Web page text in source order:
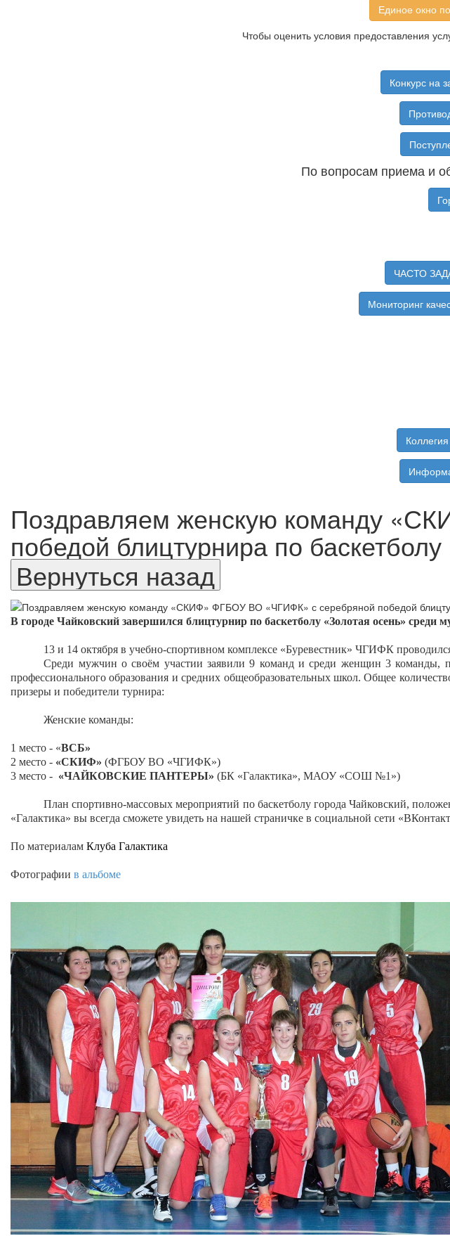
Единое окно
Чтобы оценить условия предоставления
Конкурс на
По вопросам приема и
ЧАСТО
Мониторинг
Поздравляем женскую команду
победой блицтурнира по
В городе Чайковский завершился блицтурнир по баскетболу «Золотая осень» среди
13 и 14 октября в учебно-спортивном комплексе «Буревестник» ЧГИФК
Среди мужчин о своём участии заявили 9 команд и среди женщин 3 команды,
профессионального образования и средних общеобразовательных школ. Общее
призеры и победители турнира:
Женские команды:
1 место - «ВСБ»
2 место - «СКИФ» (ФГБОУ ВО «ЧГИФК»)
3 место - «ЧАЙКОВСКИЕ ПАНТЕРЫ» (БК «Галактика», МАОУ «СОШ №1»)
План спортивно-массовых мероприятий по баскетболу города Чайковский,
«Галактика» вы всегда сможете увидеть на нашей страничке в социальной сети
По материалам Клуба Галактика
Фотографии в альбоме